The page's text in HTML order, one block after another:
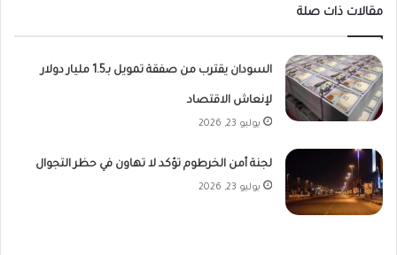
مقالات ذات صلة
السودان يقترب من صفقة تمويل بـ1.5 مليار دولار
لإنعاش الاقتصاد
يوليو 23, 2026
لجنة أمن الخرطوم تؤكد لا تهاون في حظر التجوال
يوليو 23, 2026